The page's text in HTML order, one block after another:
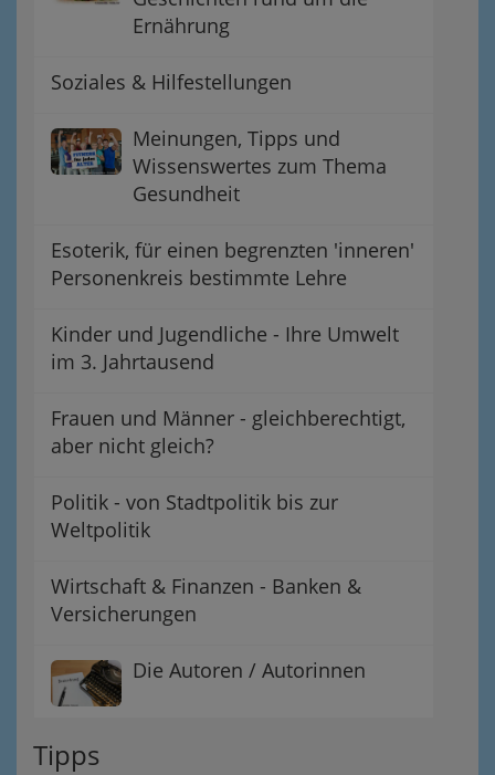
Ernährung
Soziales & Hilfestellungen
Meinungen, Tipps und
Wissenswertes zum Thema
Gesundheit
Esoterik, für einen begrenzten 'inneren'
Personenkreis bestimmte Lehre
Kinder und Jugendliche - Ihre Umwelt
im 3. Jahrtausend
Frauen und Männer - gleichberechtigt,
aber nicht gleich?
Politik - von Stadtpolitik bis zur
Weltpolitik
Wirtschaft & Finanzen - Banken &
Versicherungen
Die Autoren / Autorinnen
Tipps